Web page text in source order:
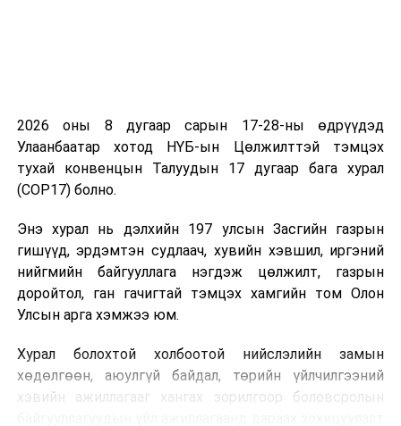
2026 оны 8 дугаар сарын 17-28-ны өдрүүдэд
Улаанбаатар хотод НҮБ-ын Цөлжилттэй тэмцэх
тухай конвенцын Талуудын 17 дугаар бага хурал
(COP17) болно.
Энэ хурал нь дэлхийн 197 улсын Засгийн газрын
гишүүд, эрдэмтэн судлаач, хувийн хэвшил, иргэний
нийгмийн байгууллага нэгдэж цөлжилт, газрын
доройтол, ган гачигтай тэмцэх хамгийн том Олон
Улсын арга хэмжээ юм.
Хурал болохтой холбоотой нийслэлийн замын
хөдөлгөөн, аюулгүй байдал, төрийн үйлчилгээний
хэвийн ажиллагааг хангах зорилгоор боловсролын